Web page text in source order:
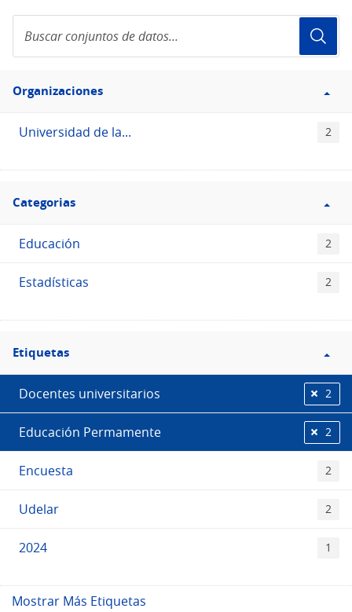
conjuntos
de
Filtro
Organizaciones
Organizaciones
Universidad de la... 2
Filtro
Categorias
Categorias
Educación 2
Estadísticas 2
Filtro
Etiquetas
Etiquetas
Docentes universitarios 2
Educación Permamente 2
Encuesta 2
Udelar 2
2024 1
Mostrar Más Etiquetas